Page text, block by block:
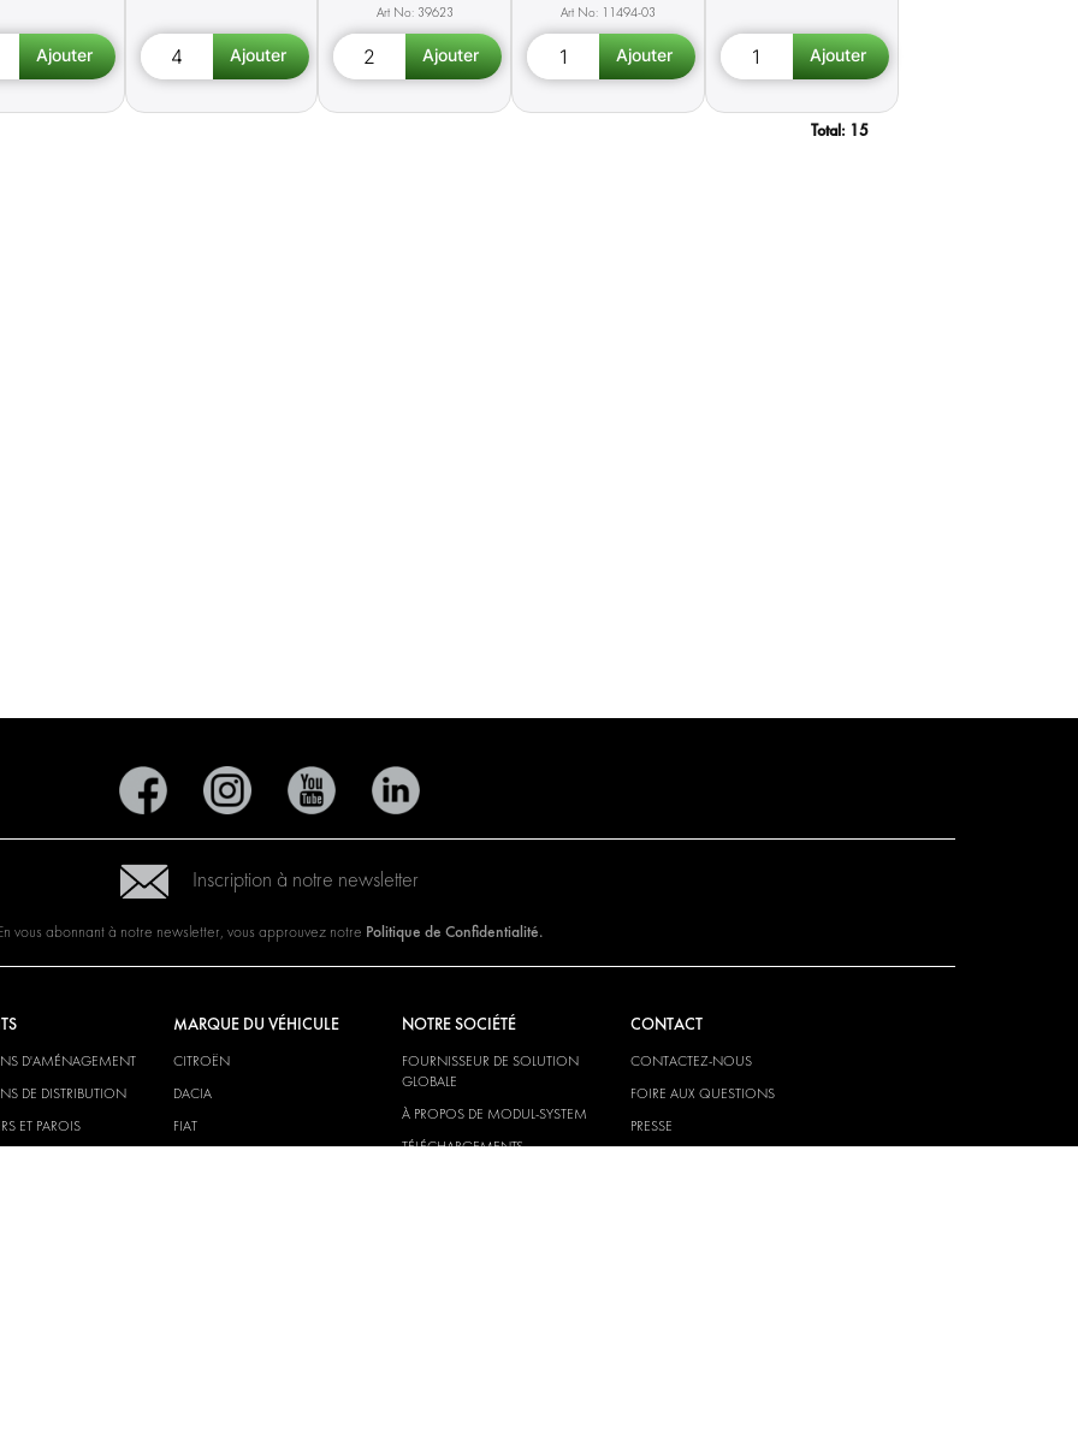
39623 11494-03
Total: 15
Inscription à notre newsletter
vous abonnant à notre newsletter, vous approuvez notre Politique de Confidentialité.
D'AMÉNAGEMENT
DE DISTRIBUTION
ET PAROIS
MARQUE DU VÉHICULE
CITROËN
DACIA
FIAT
NOTRE SOCIÉTÉ
FOURNISSEUR DE SOLUTION
GLOBALE
À PROPOS DE MODUL-SYSTEM
TÉLÉCHARGEMENTS
CONTACT
CONTACTEZ-NOUS
FOIRE AUX QUESTIONS
PRESSE